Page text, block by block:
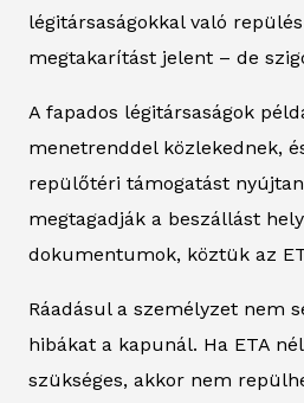
légitársaságokkal való
megtakarítást jelent – de
A fapados légitársaságok
menetrenddel közlekednek,
repülőtéri támogatást
megtagadják a beszállást
dokumentumok, köztük az
Ráadásul a személyzet nem
hibákat a kapunál. Ha ETA
szükséges, akkor nem